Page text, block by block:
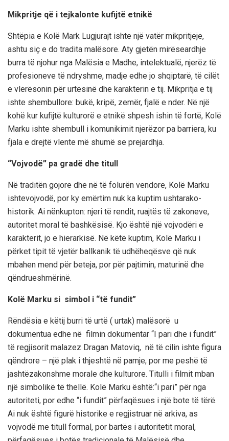
Mikpritje që i tejkalonte kufijtë etnikë
Shtëpia e Kolë Mark Lugjurajt ishte një vatër mikpritjeje,
ashtu siç e do tradita malësore. Aty gjetën mirëseardhje
burra të njohur nga Malësia e Madhe, intelektualë, njerëz të
profesioneve të ndryshme, madje edhe jo shqiptarë, të cilët
e vlerësonin për urtësinë dhe karakterin e tij. Mikpritja e tij
ishte shembullore: bukë, kripë, zemër, fjalë e nder. Në një
kohë kur kufijtë kulturorë e etnikë shpesh ishin të fortë, Kolë
Marku ishte shembull i komunikimit njerëzor pa barriera, ku
fjala e drejtë vlente më shumë se prejardhja.
“Vojvodë” pa gradë dhe titull
Në traditën gojore dhe në të folurën vendore, Kolë Marku
ishtevojvodë, por ky emërtim nuk ka kuptim ushtarako-
historik. Ai nënkupton: njeri të rendit, ruajtës të zakoneve,
autoritet moral të bashkësisë. Kjo është një vojvodëri e
karakterit, jo e hierarkisë. Në këtë kuptim, Kolë Marku i
përket tipit të vjetër ballkanik të udhëheqësve që nuk
mbahen mend për beteja, por për pajtimin, maturinë dhe
qëndrueshmërinë.
Kolë Marku si simbol i “të fundit”
Rëndësia e këtij burri të urtë ( urtak) malësorë u
dokumentua edhe në filmin dokumentar “I pari dhe i fundit”
të regjisorit malazez Dragan Matoviq, në të cilin ishte figura
qëndrore – një plak i thjeshtë në pamje, por me peshë të
jashtëzakonshme morale dhe kulturore. Titulli i filmit mban
një simbolikë të thellë. Kolë Marku është:“i pari” për nga
autoriteti, por edhe “i fundit” përfaqësues i një bote të tërë.
Ai nuk është figurë historike e regjistruar në arkiva, as
vojvodë me titull formal, por bartës i autoritetit moral,